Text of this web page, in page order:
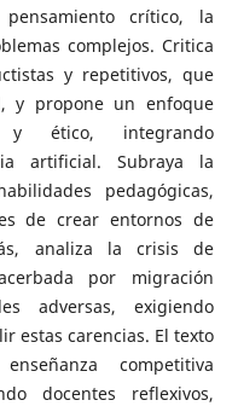
crítico, la
complejos. Critica
y repetitivos, que
y propone un enfoque
y ético, integrando
artificial. Subraya la
pedagógicas,
de crear entornos de
analiza la crisis de
por migración
adversas, exigiendo
estas carencias. El texto
competitiva
docentes reflexivos,